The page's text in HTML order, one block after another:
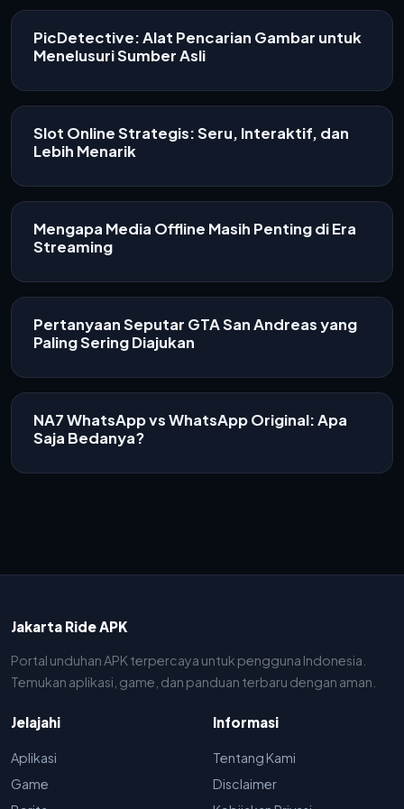
PicDetective: Alat Pencarian Gambar untuk
Menelusuri Sumber Asli
Slot Online Strategis: Seru, Interaktif, dan
Lebih Menarik
Mengapa Media Offline Masih Penting di Era
Streaming
Pertanyaan Seputar GTA San Andreas yang
Paling Sering Diajukan
NA7 WhatsApp vs WhatsApp Original: Apa
Saja Bedanya?
Jakarta Ride APK
Portal unduhan APK terpercaya untuk pengguna Indonesia.
Temukan aplikasi, game, dan panduan terbaru dengan aman.
Jelajahi
Aplikasi
Game
Informasi
Tentang Kami
Disclaimer